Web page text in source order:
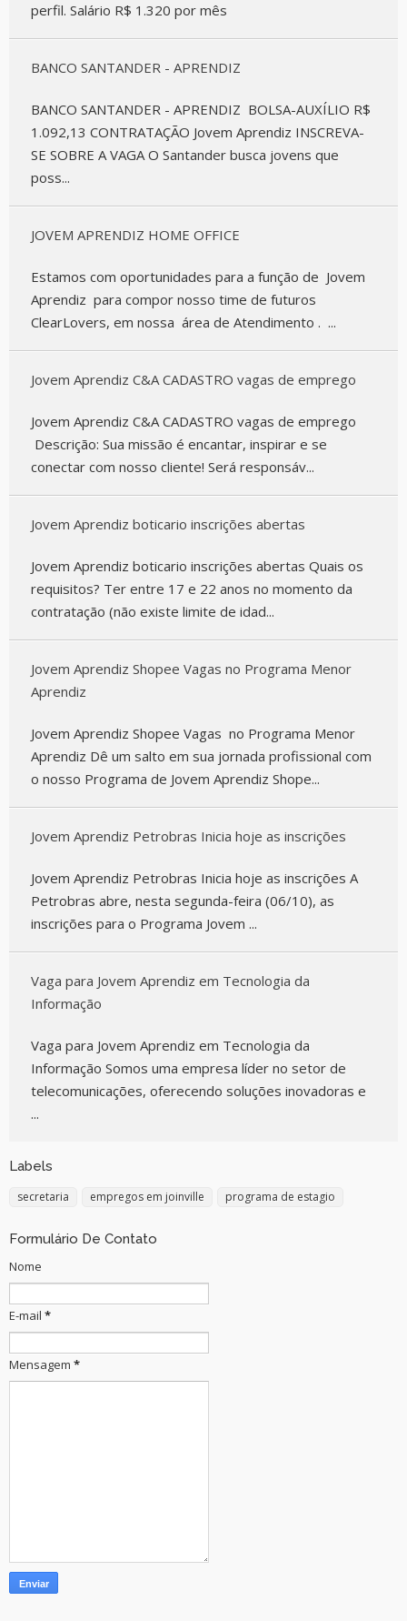
perfil. Salário R$ 1.320 por mês
BANCO SANTANDER - APRENDIZ
BANCO SANTANDER - APRENDIZ BOLSA-AUXÍLIO R$
1.092,13 CONTRATAÇÃO Jovem Aprendiz INSCREVA-
SE SOBRE A VAGA O Santander busca jovens que
poss...
JOVEM APRENDIZ HOME OFFICE
Estamos com oportunidades para a função de Jovem
Aprendiz para compor nosso time de futuros
ClearLovers, em nossa área de Atendimento . ...
Jovem Aprendiz C&A CADASTRO vagas de emprego
Jovem Aprendiz C&A CADASTRO vagas de emprego
Descrição: Sua missão é encantar, inspirar e se
conectar com nosso cliente! Será responsáv...
Jovem Aprendiz boticario inscrições abertas
Jovem Aprendiz boticario inscrições abertas Quais os
requisitos? Ter entre 17 e 22 anos no momento da
contratação (não existe limite de idad...
Jovem Aprendiz Shopee Vagas no Programa Menor
Aprendiz
Jovem Aprendiz Shopee Vagas no Programa Menor
Aprendiz Dê um salto em sua jornada profissional com
o nosso Programa de Jovem Aprendiz Shope...
Jovem Aprendiz Petrobras Inicia hoje as inscrições
Jovem Aprendiz Petrobras Inicia hoje as inscrições A
Petrobras abre, nesta segunda-feira (06/10), as
inscrições para o Programa Jovem ...
Vaga para Jovem Aprendiz em Tecnologia da
Informação
Vaga para Jovem Aprendiz em Tecnologia da
Informação Somos uma empresa líder no setor de
telecomunicações, oferecendo soluções inovadoras e
...
Labels
secretaria empregos em joinville programa de estagio
Formulário De Contato
Nome
E-mail *
Mensagem *